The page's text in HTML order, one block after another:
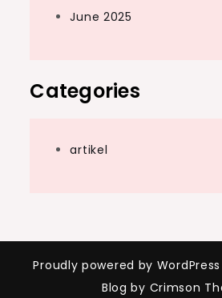
June 2025
Categories
artikel
Proudly powered by WordPress
Blog by Crimson